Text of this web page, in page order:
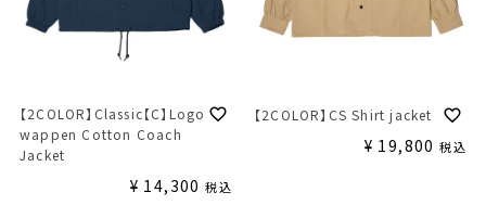
【2COLOR】Classic【C】Logo
wappen Cotton Coach
Jacket
¥ 14,300 税込
【2COLOR】CS Shirt jacket
¥ 19,800 税込